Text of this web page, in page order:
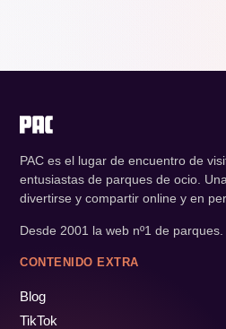
PAC es el lugar de encuentro de
entusiastas de parques de ocio.
divertirse y compartir online y en
Desde 2001 la web nº1 de parques.
CONTENIDO EXTRA
Blog
TikTok